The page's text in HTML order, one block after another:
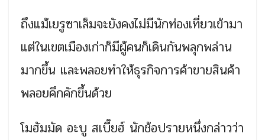
ถึงแม้เยรูซาเล็มจะยังคงไม่มีนักท่องเที่ยวเข้ามา
แต่ในเขตเมืองเก่าก็มีผู้คนก็เดินกันพลุกพล่าน
มากขึ้น และพลอยทำให้ธุรกิจการค้าขายสินค้า
พลอยคึกคักขึ้นด้วย
โมฮัมมัด อะบู สเบี๊ยฮ์ นักช้อปรายหนึ่งกล่าวว่า